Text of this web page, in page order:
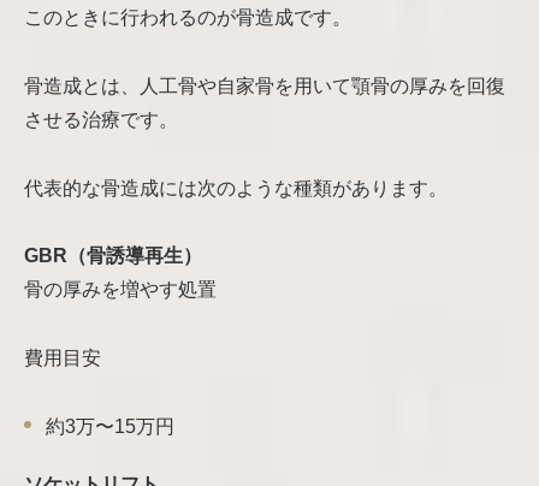
このときに行われるのが骨造成です。
骨造成とは、人工骨や自家骨を用いて顎骨の厚みを回復
させる治療です。
代表的な骨造成には次のような種類があります。
GBR（骨誘導再生）
骨の厚みを増やす処置
費用目安
約3万〜15万円